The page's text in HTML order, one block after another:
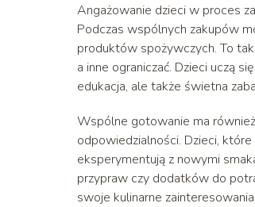
Angażowanie dzieci w proces
Podczas wspólnych zakupów
produktów spożywczych. To
a inne ograniczać. Dzieci uczą
edukacja, ale także świetna
Wspólne gotowanie ma
odpowiedzialności. Dzieci,
eksperymentują z nowymi
przypraw czy dodatków do
swoje kulinarne zainteresowania.